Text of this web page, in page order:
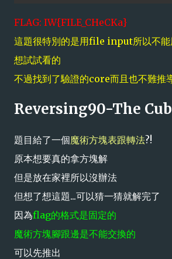
FLAG: IW{FILE_CHeCKa}
這題很特別的是用file input所以不
想試試看的
不過找到了驗證的core而且也不難推
Reversing90-The
題目給了一個魔術方塊表跟轉法?!
原本想要真的拿方塊解
但是放在家裡所以沒辦法
但想了想這題...可以猜一猜就解完了
因為flag的格式是固定的
魔術方塊腳跟邊是不能交換的
可以先推出